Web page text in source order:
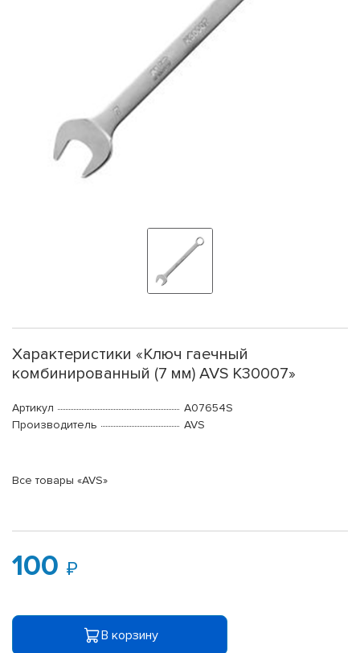
Характеристики «Ключ гаечный
комбинированный (7 мм) AVS K30007»
Артикул
A07654S
Производитель
AVS
Все товары «AVS»
100
В корзину